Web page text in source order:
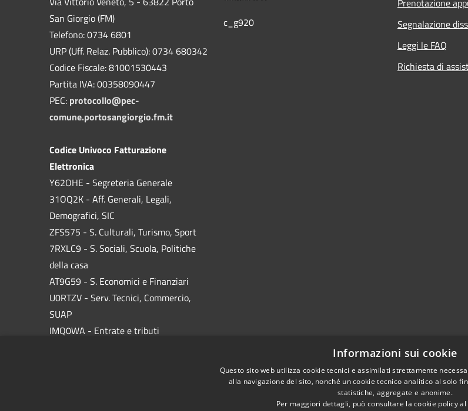
San Giorgio (FM)
Telefono: 0734 6801
URP (Uff. Relaz. Pubblico): 0734 680342
Codice Fiscale: 81001530443
Partita IVA: 00358090447
PEC: protocollo@pec-
comune.portosangiorgio.fm.it
Codice Univoco Fatturazione
Elettronica
Y62OHE - Segreteria Generale
31OQ2K - Aff. Generali, Legali,
Demografici, SIC
ZFS575 - S. Culturali, Turismo, Sport
7RXLC9 - S. Sociali, Scuola, Politiche
della casa
AT9G59 - S. Economici e Finanziari
U0RTZV - Serv. Tecnici, Commercio,
SUAP
IMQ0WA - Entrate e tributi
c_g920
Prenotazione
Segnalazione
Leggi le FAQ
Richiesta di
Informazioni sui cookie
Questo sito web utilizza cookie tecnici e assimilati strettamente
alla navigazione del sito, nonché un cookie tecnico analitico al solo
statistiche, aggregate e anonime.
Per maggiori dettagli, può consultare la cookie policy al